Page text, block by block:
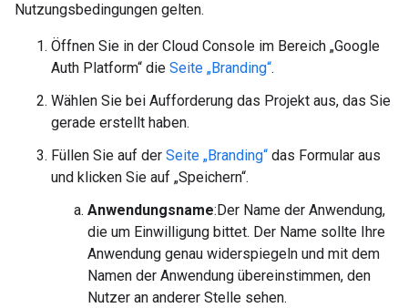
Nutzungsbedingungen gelten.
Öffnen Sie in der Cloud Console im Bereich „Google
Auth Platform“ die Seite „Branding“.
Wählen Sie bei Aufforderung das Projekt aus, das Sie
gerade erstellt haben.
Füllen Sie auf der Seite „Branding“ das Formular aus
und klicken Sie auf „Speichern“.
Anwendungsname:Der Name der Anwendung,
die um Einwilligung bittet. Der Name sollte Ihre
Anwendung genau widerspiegeln und mit dem
Namen der Anwendung übereinstimmen, den
Nutzer an anderer Stelle sehen.